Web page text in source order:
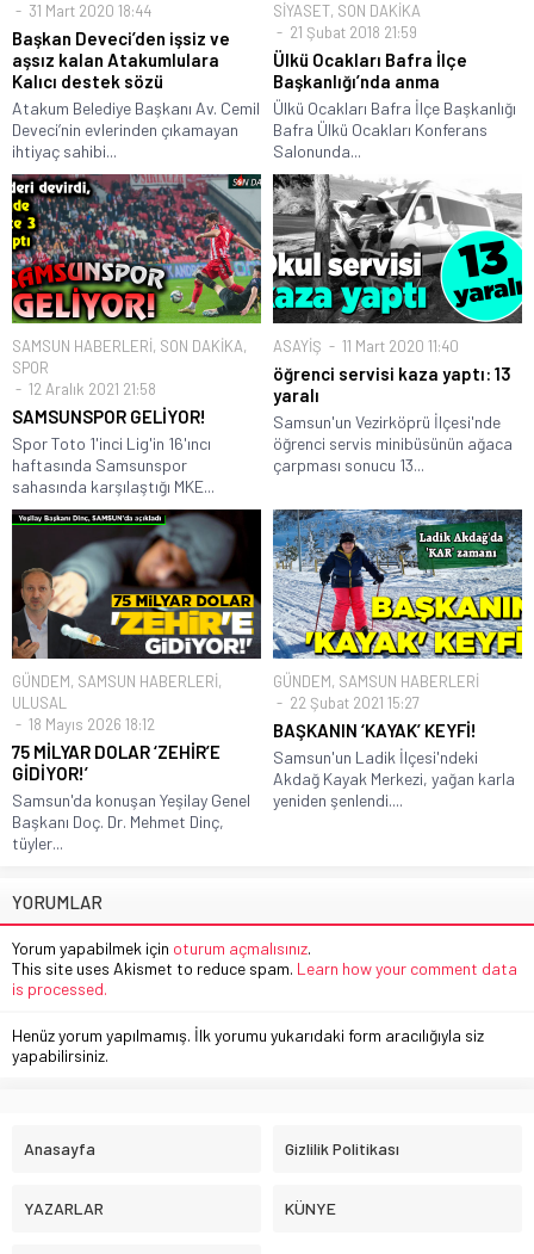
31 Mart 2020 18:44
Başkan Deveci’den işsiz ve
aşsız kalan Atakumlulara
Kalıcı destek sözü
Atakum Belediye Başkanı Av. Cemil
Deveci’nin evlerinden çıkamayan
ihtiyaç sahibi...
SİYASET, SON DAKİKA
21 Şubat 2018 21:59
Ülkü Ocakları Bafra İlçe
Başkanlığı’nda anma
Ülkü Ocakları Bafra İlçe Başkanlığı
Bafra Ülkü Ocakları Konferans
Salonunda...
SAMSUN HABERLERİ, SON DAKİKA,
SPOR
12 Aralık 2021 21:58
SAMSUNSPOR GELİYOR!
Spor Toto 1'inci Lig'in 16'ıncı
haftasında Samsunspor
sahasında karşılaştığı MKE...
ASAYİŞ 11 Mart 2020 11:40
öğrenci servisi kaza yaptı: 13
yaralı
Samsun'un Vezirköprü İlçesi'nde
öğrenci servis minibüsünün ağaca
çarpması sonucu 13...
GÜNDEM, SAMSUN HABERLERİ,
ULUSAL
18 Mayıs 2026 18:12
75 MİLYAR DOLAR ‘ZEHİR’E
GİDİYOR!’
Samsun'da konuşan Yeşilay Genel
Başkanı Doç. Dr. Mehmet Dinç,
tüyler...
GÜNDEM, SAMSUN HABERLERİ
22 Şubat 2021 15:27
BAŞKANIN ‘KAYAK’ KEYFİ!
Samsun'un Ladik İlçesi'ndeki
Akdağ Kayak Merkezi, yağan karla
yeniden şenlendi....
YORUMLAR
Yorum yapabilmek için oturum açmalısınız.
This site uses Akismet to reduce spam. Learn how your comment data
is processed.
Henüz yorum yapılmamış. İlk yorumu yukarıdaki form aracılığıyla siz
yapabilirsiniz.
Anasayfa Gizlilik Politikası
YAZARLAR KÜNYE